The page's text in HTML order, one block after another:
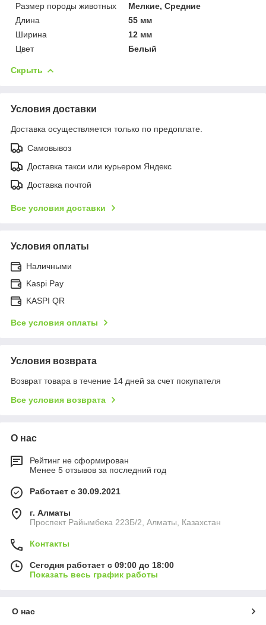
Размер породы животных
Мелкие, Средние
Длина
55 мм
Ширина
12 мм
Цвет
Белый
Скрыть
Условия доставки
Доставка осуществляется только по предоплате.
Самовывоз
Доставка такси или курьером Яндекс
Доставка почтой
Все условия доставки
Условия оплаты
Наличными
Kaspi Pay
KASPI QR
Все условия оплаты
Условия возврата
Возврат товара в течение 14 дней за счет покупателя
Все условия возврата
О нас
Рейтинг не сформирован
Менее 5 отзывов за последний год
Работает с 30.09.2021
г. Алматы
Проспект Райымбека 223Б/2, Алматы, Казахстан
Контакты
Сегодня работает с 09:00 до 18:00
Показать весь график работы
О нас